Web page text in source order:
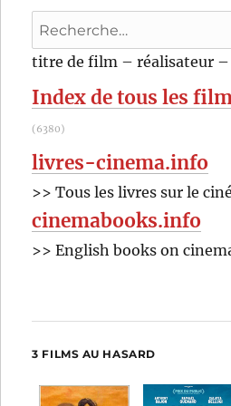
Recherche
pour
:
titre de film – réalisateur –
Index de tous les
(6380)
livres-cinema.info
>> Tous les livres sur le
cinemabooks.info
>> English books on
3 FILMS AU HASARD